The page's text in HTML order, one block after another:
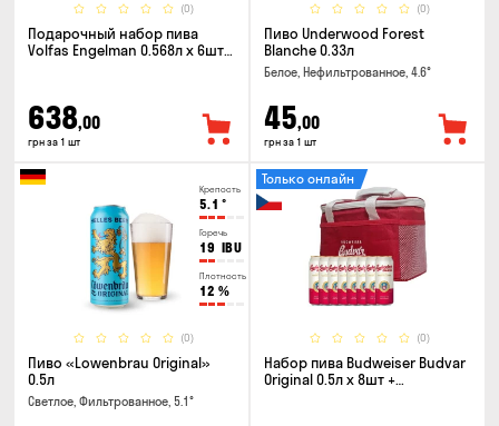
(0)
Подарочный набор пива
Volfas Engelman 0.568л x 6шт +
638,00
грн за 1 шт
(0)
Пиво Underwood Forest
Blanche 0.33л
Белое, Нефильтрованное, 4.6°
45,00
грн за 1 шт
Крепость
5.1 °
Горечь
19 IBU
Плотность
12 %
(0)
Пиво «Lowenbrau Original»
0.5л
Светлое, Фильтрованное, 5.1°
(0)
Только онлайн
Набор пива Budweiser Budvar
Original 0.5л x 8шт +